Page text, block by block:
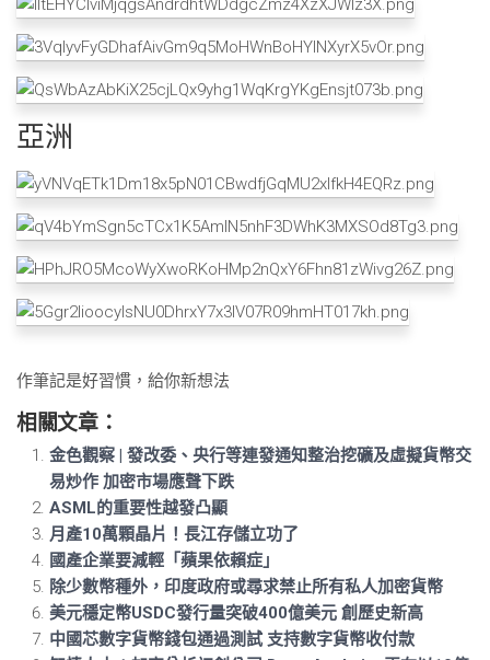
亞洲
作筆記是好習慣，給你新想法
相關文章：
金色觀察 | 發改委、央行等連發通知整治挖礦及虛擬貨幣交
易炒作 加密市場應聲下跌
ASML的重要性越發凸顯
月產10萬顆晶片！長江存儲立功了
國產企業要減輕「蘋果依賴症」
除少數幣種外，印度政府或尋求禁止所有私人加密貨幣
美元穩定幣USDC發行量突破400億美元 創歷史新高
中國芯數字貨幣錢包通過測試 支持數字貨幣收付款